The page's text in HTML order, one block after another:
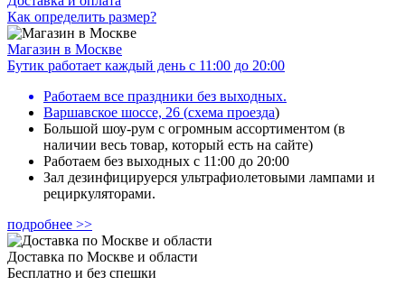
Как определить размер?
Магазин в Москве
Бутик работает каждый день с 11:00 до 20:00
Работаем все праздники без выходных.
Варшавское шоссе, 26 (схема проезда)
Большой шоу-рум с огромным ассортиментом (в
наличии весь товар, который есть на сайте)
Работаем без выходных с 11:00 до 20:00
Зал дезинфицируерся ультрафиолетовыми лампами и
рециркуляторами.
подробнее >>
Доставка по Москве и области
Бесплатно и без спешки